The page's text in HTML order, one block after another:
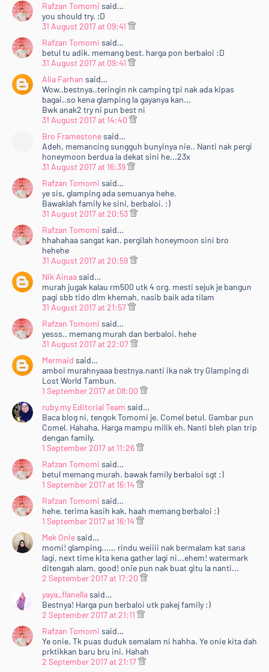
Rafzan Tomomi said…
you should try. ;D
31 August 2017 at 09:41
Rafzan Tomomi said…
betul tu adik. memang best. harga pon berbaloi :D
31 August 2017 at 09:41
Alia Farhan said…
Wow..bestnya..teringin nk camping tpi nak ada kipas
bagai..so kena glamping la gayanya kan...
Bwk anak2 try ni pun best ni
31 August 2017 at 14:40
Bro Framestonesaid…
Adeh, memancing sungguh bunyinya nie.. Nanti nak pergi
honeymoon berdua la dekat sini he...23x
31 August 2017 at 16:39
Rafzan Tomomi said…
ye sis, glamping ada semuanya hehe.
Bawaklah family ke sini, berbaloi. :)
31 August 2017 at 20:53
Rafzan Tomomi said…
hhahahaa sangat kan. pergilah honeymoon sini bro
hehehe
31 August 2017 at 20:59
Nik Ainaasaid…
murah jugak kalau rm500 utk 4 org. mesti sejuk je bangun
pagi sbb tido dlm khemah, nasib baik ada tilam
31 August 2017 at 21:57
Rafzan Tomomi said…
yesss.. memang murah dan berbaloi. hehe
31 August 2017 at 22:07
Mermaid said…
amboi murahnyaaa bestnya.nanti ika nak try Glamping di
Lost World Tambun.
1 September 2017 at 08:00
ruby.my Editorial Team said…
Baca blog ni, tengok Tomomi je. Comel betul. Gambar pun
Comel. Hahaha. Harga mampu milik eh. Nanti bleh plan trip
dengan family.
1 September 2017 at 11:26
Rafzan Tomomi said…
betul memang murah. bawak family berbaloi sgt :)
1 September 2017 at 16:14
Rafzan Tomomi said…
hehe. terima kasih kak. haah memang berbaloi :)
1 September 2017 at 16:14
Mek Oniesaid…
momi! glamping...... rindu weiiii nak bermalam kat sana
lagi, next time kita kena gather lagi ni...ehem! watermark
ditengah alam, good! onie pun nak buat gitu la nanti...
2 September 2017 at 17:20
yaya_flanellasaid…
Bestnya! Harga pun berbaloi utk pakej family :)
2 September 2017 at 21:11
Rafzan Tomomi said…
Ye onie. Tk puas duduk semalam ni hahha. Ye onie kita dah
prktikkan baru bru ini. Hahah
2 September 2017 at 21:17